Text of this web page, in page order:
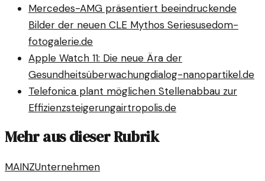
Mercedes-AMG präsentiert beeindruckende
Bilder der neuen CLE Mythos Seriesusedom-
fotogalerie.de
Apple Watch 11: Die neue Ära der
Gesundheitsüberwachungdialog-nanopartikel.de
Telefonica plant möglichen Stellenabbau zur
Effizienzsteigerungairtropolis.de
Mehr aus dieser Rubrik
MAINZUnternehmen